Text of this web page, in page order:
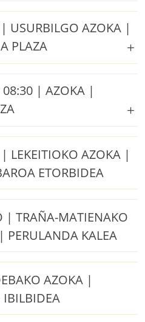
USURBILGO AZOKA |
PLAZA
08:30 | AZOKA |
| LEKEITIOKO AZOKA |
ETORBIDEA
| TRAÑA-MATIENAKO
PERULANDA KALEA
AZOKA |
IBILBIDEA